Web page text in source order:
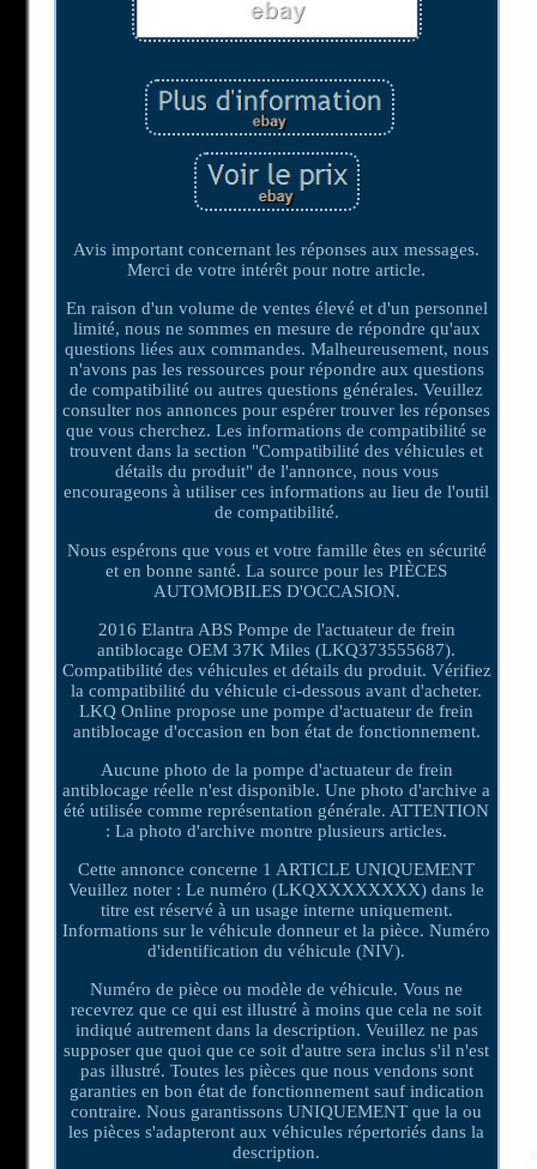
Avis important concernant les réponses aux messages.
Merci de votre intérêt pour notre article.
En raison d'un volume de ventes élevé et d'un personnel
limité, nous ne sommes en mesure de répondre qu'aux
questions liées aux commandes. Malheureusement, nous
n'avons pas les ressources pour répondre aux questions
de compatibilité ou autres questions générales. Veuillez
consulter nos annonces pour espérer trouver les réponses
que vous cherchez. Les informations de compatibilité se
trouvent dans la section "Compatibilité des véhicules et
détails du produit" de l'annonce, nous vous
encourageons à utiliser ces informations au lieu de l'outil
de compatibilité.
Nous espérons que vous et votre famille êtes en sécurité
et en bonne santé. La source pour les PIÈCES
AUTOMOBILES D'OCCASION.
2016 Elantra ABS Pompe de l'actuateur de frein
antiblocage OEM 37K Miles (LKQ373555687).
Compatibilité des véhicules et détails du produit. Vérifiez
la compatibilité du véhicule ci-dessous avant d'acheter.
LKQ Online propose une pompe d'actuateur de frein
antiblocage d'occasion en bon état de fonctionnement.
Aucune photo de la pompe d'actuateur de frein
antiblocage réelle n'est disponible. Une photo d'archive a
été utilisée comme représentation générale. ATTENTION
: La photo d'archive montre plusieurs articles.
Cette annonce concerne 1 ARTICLE UNIQUEMENT
Veuillez noter : Le numéro (LKQXXXXXXXX) dans le
titre est réservé à un usage interne uniquement.
Informations sur le véhicule donneur et la pièce. Numéro
d'identification du véhicule (NIV).
Numéro de pièce ou modèle de véhicule. Vous ne
recevrez que ce qui est illustré à moins que cela ne soit
indiqué autrement dans la description. Veuillez ne pas
supposer que quoi que ce soit d'autre sera inclus s'il n'est
pas illustré. Toutes les pièces que nous vendons sont
garanties en bon état de fonctionnement sauf indication
contraire. Nous garantissons UNIQUEMENT que la ou
les pièces s'adapteront aux véhicules répertoriés dans la
description.